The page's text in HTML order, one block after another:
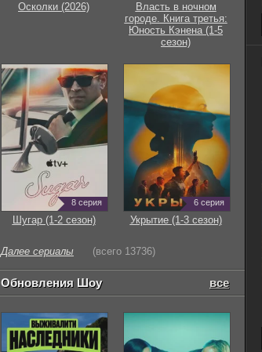
Осколки (2026)
Власть в ночном
городе. Книга третья:
Юность Кэнена (1-5
сезон)
8 серия
Шугар (1-2 сезон)
6 серия
Укрытие (1-3 сезон)
Далее сериалы (всего 13736)
Обновления Шоу все